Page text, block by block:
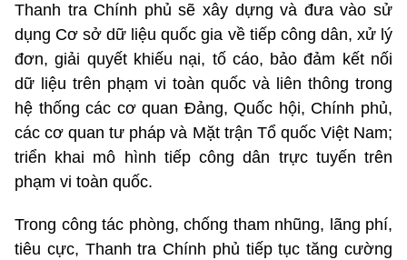
Thanh tra Chính phủ sẽ xây dựng và đưa vào sử
dụng Cơ sở dữ liệu quốc gia về tiếp công dân, xử lý
đơn, giải quyết khiếu nại, tố cáo, bảo đảm kết nối
dữ liệu trên phạm vi toàn quốc và liên thông trong
hệ thống các cơ quan Đảng, Quốc hội, Chính phủ,
các cơ quan tư pháp và Mặt trận Tổ quốc Việt Nam;
triển khai mô hình tiếp công dân trực tuyến trên
phạm vi toàn quốc.
Trong công tác phòng, chống tham nhũng, lãng phí,
tiêu cực, Thanh tra Chính phủ tiếp tục tăng cường